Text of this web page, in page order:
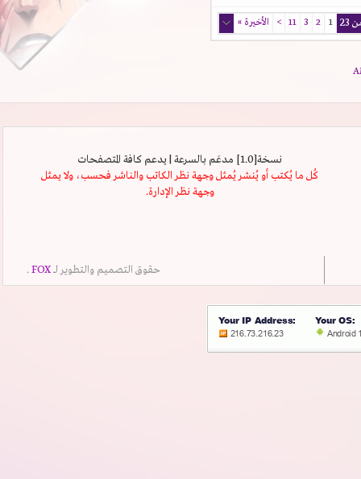
2
11
> الأخيرة»
نسخة[1.0] مدعَم بالسرعة | يدعم كافة المتصفحات
كُل ما يُكتب أو يُنشر يُمثل وجهة نظر الكاتب والناشر فحسب، ولا يمثل
وجهة نظر الإدارة.
حقوق التصميم والتطوير لــFOX
.